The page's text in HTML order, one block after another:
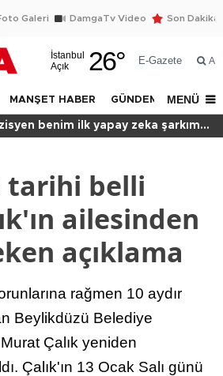
Galeri DamgaTv Video Son Dakika
İstanbul
Açık
26° E-Gazete Ara
MANŞET HABER GÜNDEM DÜNYA
MENÜ
benim ilk yapay zeka şarkım
tarihi belli
ailesinden
açıklama
rağmen 10 aydır
Beylikdüzü Belediye
Çalık yeniden
Çalık'ın 13 Ocak Salı günü